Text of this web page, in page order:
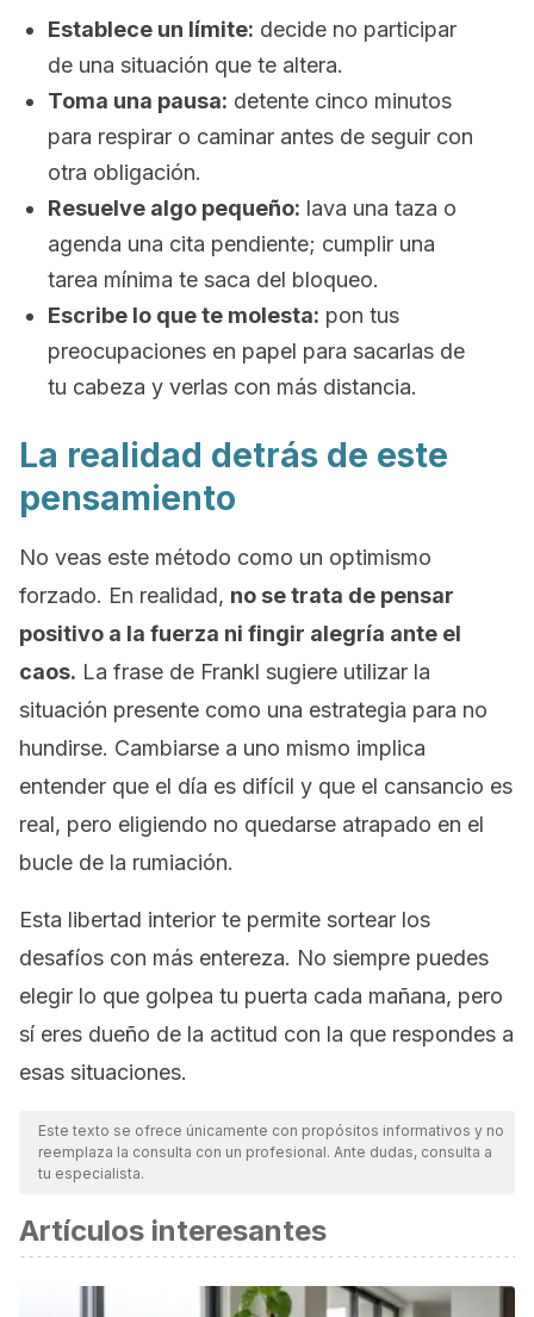
Establece un límite: decide no participar
de una situación que te altera.
Toma una pausa: detente cinco minutos
para respirar o caminar antes de seguir con
otra obligación.
Resuelve algo pequeño: lava una taza o
agenda una cita pendiente; cumplir una
tarea mínima te saca del bloqueo.
Escribe lo que te molesta: pon tus
preocupaciones en papel para sacarlas de
tu cabeza y verlas con más distancia.
La realidad detrás de este
pensamiento
No veas este método como un optimismo
forzado. En realidad, no se trata de pensar
positivo a la fuerza ni fingir alegría ante el
caos. La frase de Frankl sugiere utilizar la
situación presente como una estrategia para no
hundirse. Cambiarse a uno mismo implica
entender que el día es difícil y que el cansancio es
real, pero eligiendo no quedarse atrapado en el
bucle de la rumiación.
Esta libertad interior te permite sortear los
desafíos con más entereza. No siempre puedes
elegir lo que golpea tu puerta cada mañana, pero
sí eres dueño de la actitud con la que respondes a
esas situaciones.
Este texto se ofrece únicamente con propósitos informativos y no
reemplaza la consulta con un profesional. Ante dudas, consulta a
tu especialista.
Artículos interesantes